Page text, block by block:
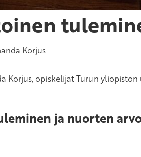
Korjus
Korjus, opiskelijat Turun
ja nuorten